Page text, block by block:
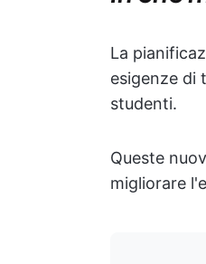
La
esigenze di
studenti.
Queste
migliorare